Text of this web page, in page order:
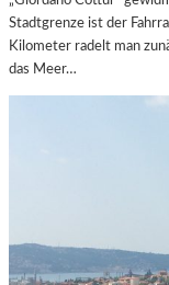
Stadtgrenze ist der
Kilometer radelt man
das Meer…